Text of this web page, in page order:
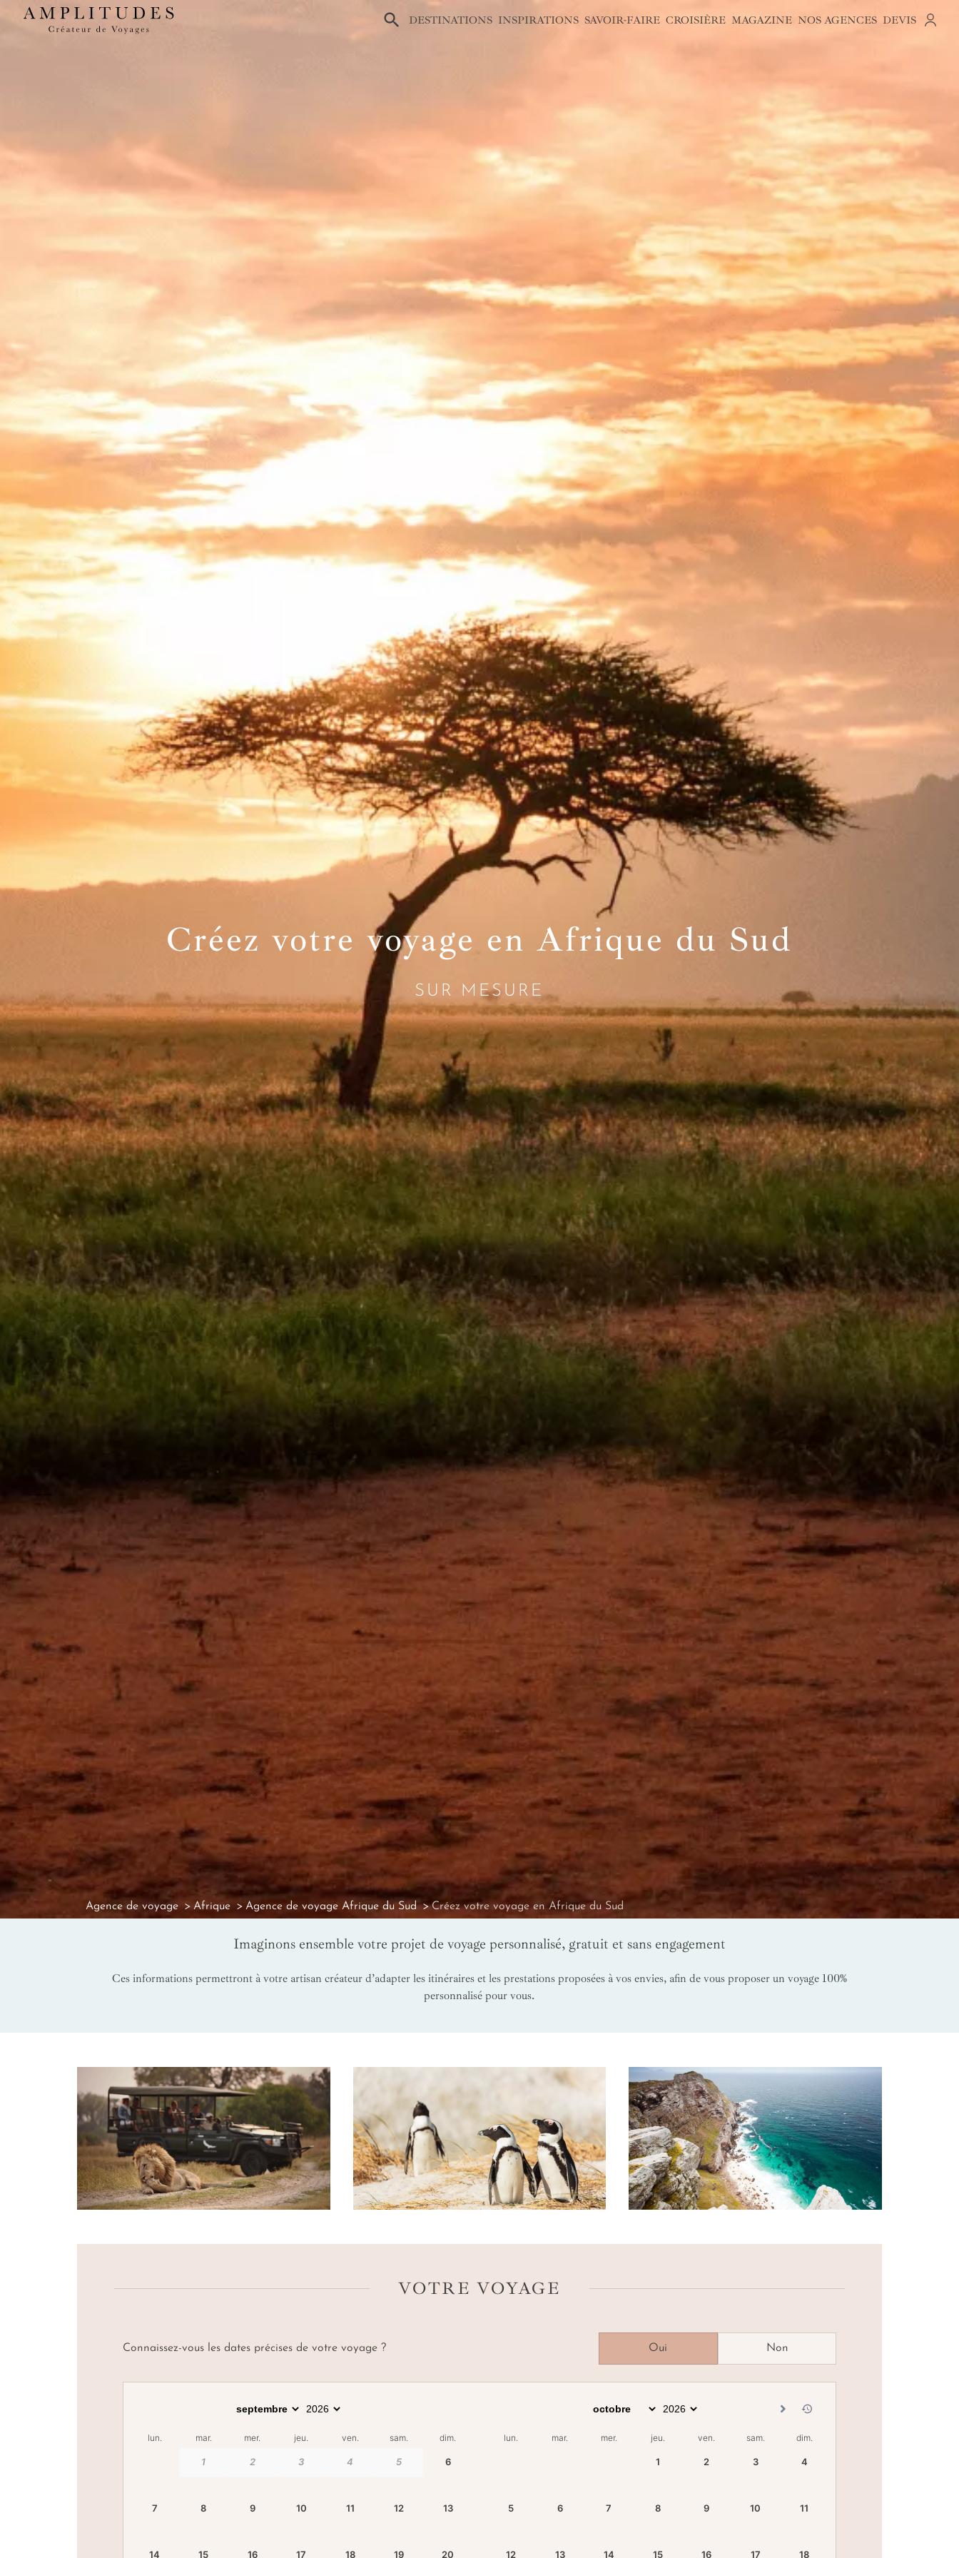
× DESTINATIONS INSPIRATIONS SAVOIR-FAIRE CROISIÈRE MAGAZINE NOS AGENCES DEVIS
Créez votre voyage en Afrique du Sud
SUR MESURE
Agence de voyage Afrique Agence de voyage Afrique du Sud Créez votre voyage en Afrique du Sud
Imaginons ensemble votre projet de voyage personnalisé, gratuit et sans engagement
Ces informations permettront à votre artisan créateur d’adapter les itinéraires et les prestations proposées à vos envies, afin de vous proposer un voyage 100%
personnalisé pour vous.
VOTRE VOYAGE
Connaissez-vous les dates précises de votre voyage ? Oui Non